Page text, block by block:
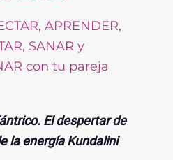
APRENDER,
SANAR y
con tu pareja
El despertar de
la energía Kundalini